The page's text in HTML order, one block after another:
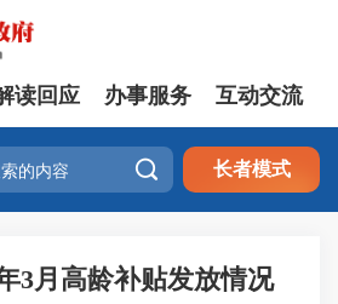
读回应 办事服务 互动交流
 长者模式
3月高龄补贴发放情况